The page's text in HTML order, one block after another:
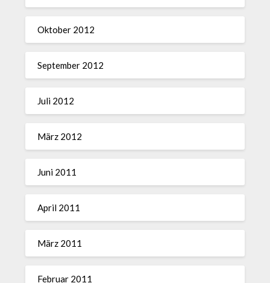
Oktober 2012
September 2012
Juli 2012
März 2012
Juni 2011
April 2011
März 2011
Februar 2011